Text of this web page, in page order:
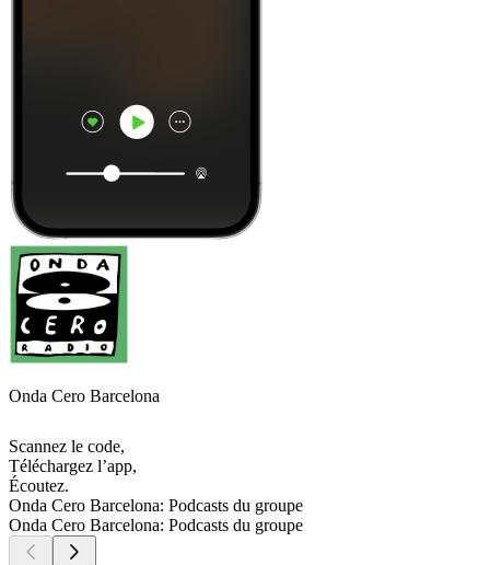
Onda Cero Barcelona
Scannez le code,
Téléchargez l’app,
Écoutez.
Onda Cero Barcelona: Podcasts du groupe
Onda Cero Barcelona: Podcasts du groupe